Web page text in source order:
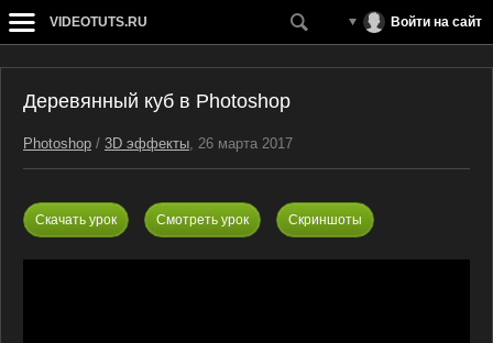
VIDEOTUTS.RU Войти на сайт
Деревянный куб в Photoshop
Photoshop / 3D эффекты, 26 марта 2017
Скачать урок Смотреть урок Скриншоты